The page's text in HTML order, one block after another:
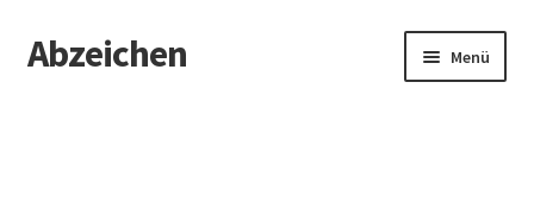
Zur
Navigation
Zum
Inhalt
Abzeichen Menü